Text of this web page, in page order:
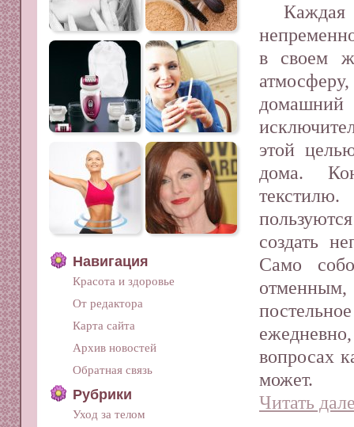
в своем
этой
дома.
создать
Само
вопросах
может.
Читать
Навигация
Красота и здоровье
От редактора
Карта сайта
Архив новостей
Обратная связь
Рубрики
Уход за телом